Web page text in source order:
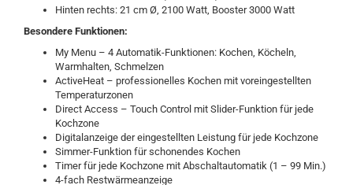
Hinten rechts: 21 cm Ø, 2100 Watt, Booster 3000 Watt
Besondere Funktionen:
My Menu – 4 Automatik-Funktionen: Kochen, Köcheln,
Warmhalten, Schmelzen
ActiveHeat – professionelles Kochen mit voreingestellten
Temperaturzonen
Direct Access – Touch Control mit Slider-Funktion für jede
Kochzone
Digitalanzeige der eingestellten Leistung für jede Kochzone
Simmer-Funktion für schonendes Kochen
Timer für jede Kochzone mit Abschaltautomatik (1 – 99 Min.)
4-fach Restwärmeanzeige